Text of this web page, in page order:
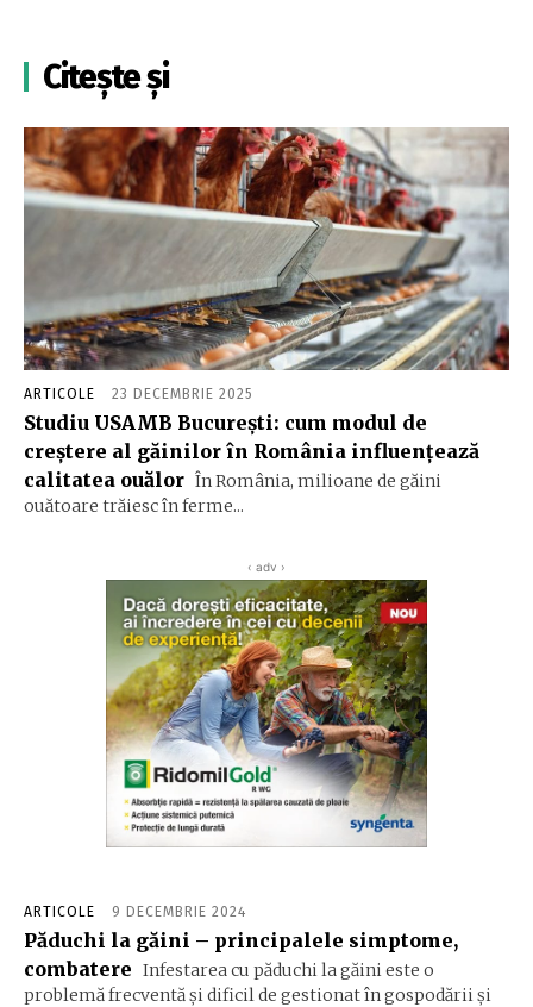
Citește și
ARTICOLE 23 DECEMBRIE 2025
Studiu USAMB București: cum modul de
creștere al găinilor în România influențează
calitatea ouălor În România, milioane de găini
ouătoare trăiesc în ferme...
‹ adv ›
ARTICOLE 9 DECEMBRIE 2024
Păduchi la găini – principalele simptome,
combatere Infestarea cu păduchi la găini este o
problemă frecventă și dificil de gestionat în gospodării și